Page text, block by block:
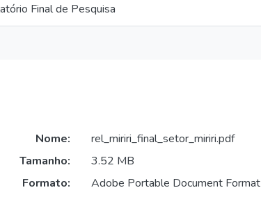
Final de Pesquisa
Nome:
rel_miriri_final_setor_miriri.pdf
Tamanho:
3.52 MB
Formato:
Adobe Portable Document Format